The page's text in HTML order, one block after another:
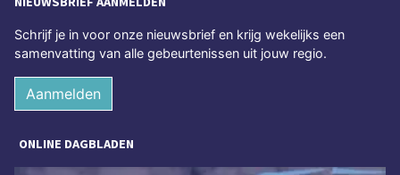
Schrijf je in voor onze nieuwsbrief en krijg wekelijks een
samenvatting van alle gebeurtenissen uit jouw regio.
Aanmelden
ONLINE DAGBLADEN